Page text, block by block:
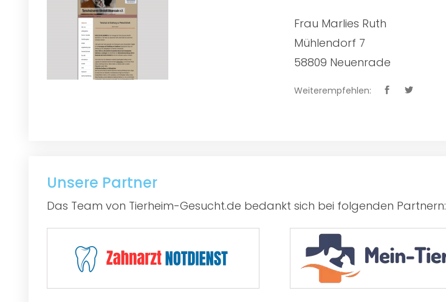
Frau Marlies Ruth
Mühlendorf 7
58809 Neuenrade
Weiterempfehlen:
Unsere Partner
Das Team von Tierheim-Gesucht.de bedankt sich bei folgenden Partnern: